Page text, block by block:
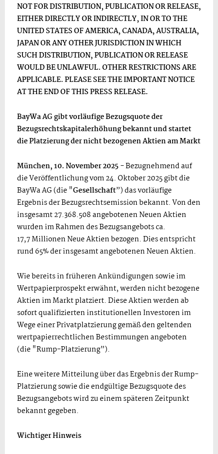
NOT FOR DISTRIBUTION, PUBLICATION OR RELEASE,
EITHER DIRECTLY OR INDIRECTLY, IN OR TO THE
UNITED STATES OF AMERICA, CANADA, AUSTRALIA,
JAPAN OR ANY OTHER JURISDICTION IN WHICH
SUCH DISTRIBUTION, PUBLICATION OR RELEASE
WOULD BE UNLAWFUL. OTHER RESTRICTIONS ARE
APPLICABLE. PLEASE SEE THE IMPORTANT NOTICE
AT THE END OF THIS PRESS RELEASE.
BayWa AG gibt vorläufige Bezugsquote der
Bezugsrechtskapitalerhöhung bekannt und startet
die Platzierung der nicht bezogenen Aktien am Markt
München, 10. November 2025 - Bezugnehmend auf
die Veröffentlichung vom 24. Oktober 2025 gibt die
BayWa AG (die "Gesellschaft”) das vorläufige
Ergebnis der Bezugsrechtsemission bekannt. Von den
insgesamt 27.368.508 angebotenen Neuen Aktien
wurden im Rahmen des Bezugsangebots ca.
17,7 Millionen Neue Aktien bezogen. Dies entspricht
rund 65% der insgesamt angebotenen Neuen Aktien.
Wie bereits in früheren Ankündigungen sowie im
Wertpapierprospekt erwähnt, werden nicht bezogene
Aktien im Markt platziert. Diese Aktien werden ab
sofort qualifizierten institutionellen Investoren im
Wege einer Privatplatzierung gemäß den geltenden
wertpapierrechtlichen Bestimmungen angeboten
(die "Rump-Platzierung”).
Eine weitere Mitteilung über das Ergebnis der Rump-
Platzierung sowie die endgültige Bezugsquote des
Bezugsangebots wird zu einem späteren Zeitpunkt
bekannt gegeben.
Wichtiger Hinweis